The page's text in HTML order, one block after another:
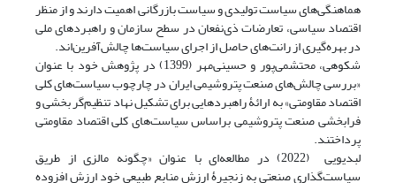
هماهنگی‌های سیاست تولیدی و سیاست بازرگانی اهمیت دارند و از منظر
اقتصاد سیاسی، تعارضات ذی‌نفعان در سطح سازمان و راهبردهای ملی
در بهره‌گیری از رانت‌های حاصل از اجرای سیاست‌ها چالش‌آفرین‌اند.
شکوهی، محتشمی‌پور و حسینی‌مهر (1399) در پژوهش خود با عنوان
«بررسی چالش‌های صنعت پتروشیمی ایران در چارچوب سیاست‌های کلی
اقتصاد مقاومتی» به ارائۀ راهبردهایی برای تشکیل نهاد تنظیم‌گر بخشی و
فرابخشی صنعت پتروشیمی براساس سیاست‌های کلی اقتصاد مقاومتی
پرداختند.
لبدیویی (2022) در مطالعه‌ای با عنوان «چگونه مالزی از طریق
سیاست‌گذاری صنعتی به زنجیرۀ ارزش منابع طبیعی خود ارزش‌ افزوده